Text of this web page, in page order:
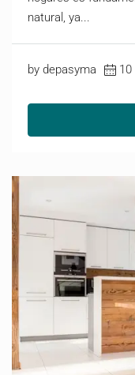
natural, ya...
by depasyma 10